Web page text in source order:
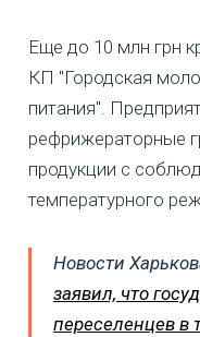
Еще до 10 млн грн
КП "Городская
питания".
рефрижераторные
продукции с
температурного
Новости
заявил, что
переселенцев в